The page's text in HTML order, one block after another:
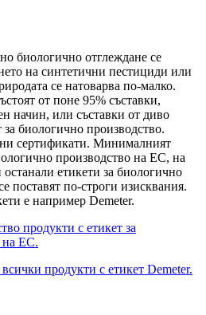
биологично отглеждане се
на синтетични пестициди или
се натоварва по-малко.
от поне 95% съставки,
начин, или съставки от диво
биологично производство.
сертификати. Минималният
производство на ЕС, на
етикети за биологично
поставят по-строги изисквания.
е например Demeter.
продукти с етикет за
на ЕС.
продукти с етикет Demeter.